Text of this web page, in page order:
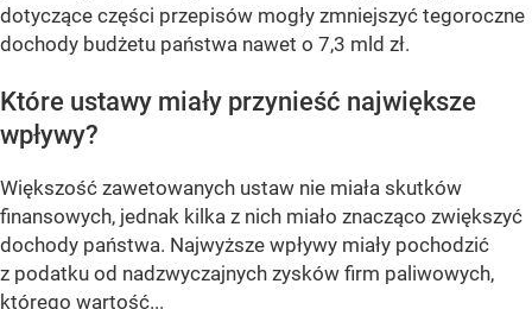
dotyczące części przepisów mogły zmniejszyć tegoroczne
dochody budżetu państwa nawet o 7,3 mld zł.
Które ustawy miały przynieść największe
wpływy?
Większość zawetowanych ustaw nie miała skutków
finansowych, jednak kilka z nich miało znacząco zwiększyć
dochody państwa. Najwyższe wpływy miały pochodzić
z podatku od nadzwyczajnych zysków firm paliwowych,
którego wartość...